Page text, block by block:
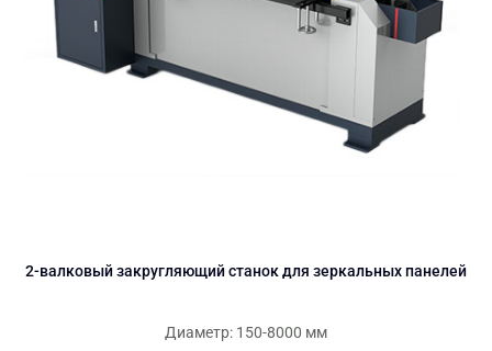
2-валковый закругляющий станок для зеркальных панелей
Диаметр: 150-8000 мм